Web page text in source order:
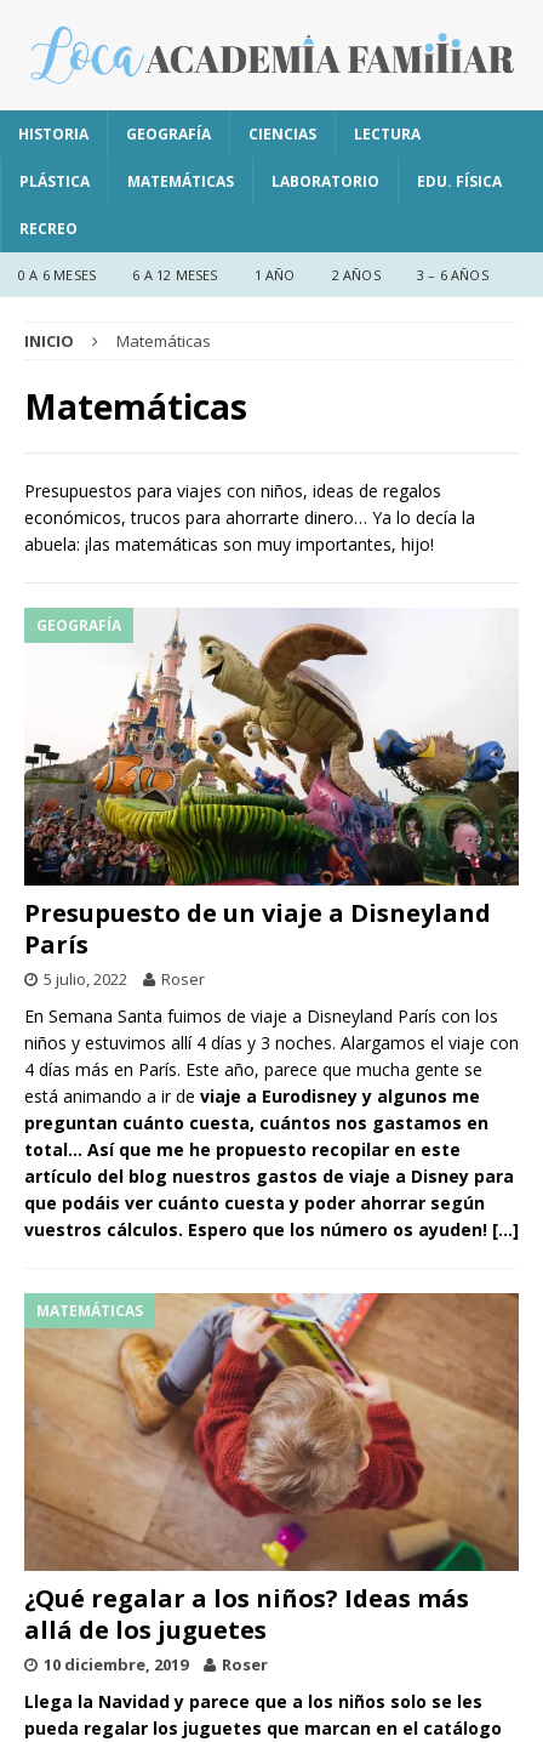
HISTORIA GEOGRAFÍA CIENCIAS LECTURA
PLÁSTICA MATEMÁTICAS LABORATORIO EDU. FÍSICA
RECREO
0 A 6 MESES 6 A 12 MESES 1 AÑO 2 AÑOS 3 – 6 AÑOS
INICIO Matemáticas
Matemáticas
Presupuestos para viajes con niños, ideas de regalos
económicos, trucos para ahorrarte dinero… Ya lo decía la
abuela: ¡las matemáticas son muy importantes, hijo!
GEOGRAFÍA
Presupuesto de un viaje a Disneyland
París
5 julio, 2022 Roser
En Semana Santa fuimos de viaje a Disneyland París con los
niños y estuvimos allí 4 días y 3 noches. Alargamos el viaje con
4 días más en París. Este año, parece que mucha gente se
está animando a ir de viaje a Eurodisney y algunos me
preguntan cuánto cuesta, cuántos nos gastamos en
total… Así que me he propuesto recopilar en este
artículo del blog nuestros gastos de viaje a Disney para
que podáis ver cuánto cuesta y poder ahorrar según
vuestros cálculos. Espero que los número os ayuden! […]
MATEMÁTICAS
¿Qué regalar a los niños? Ideas más
allá de los juguetes
10 diciembre, 2019 Roser
Llega la Navidad y parece que a los niños solo se les
pueda regalar los juguetes que marcan en el catálogo